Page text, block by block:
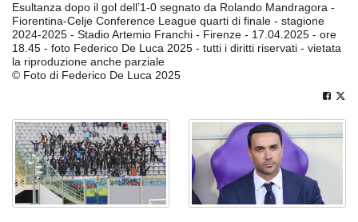
Esultanza dopo il gol dell’1-0 segnato da Rolando Mandragora -
Fiorentina-Celje Conference League quarti di finale - stagione
2024-2025 - Stadio Artemio Franchi - Firenze - 17.04.2025 - ore
18.45 - foto Federico De Luca 2025 - tutti i diritti riservati - vietata
la riproduzione anche parziale
© Foto di Federico De Luca 2025